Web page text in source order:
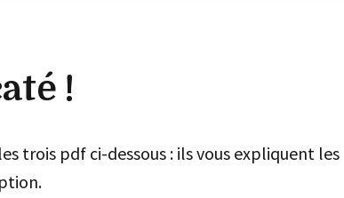
!
trois pdf ci-dessous : ils vous expliquent les